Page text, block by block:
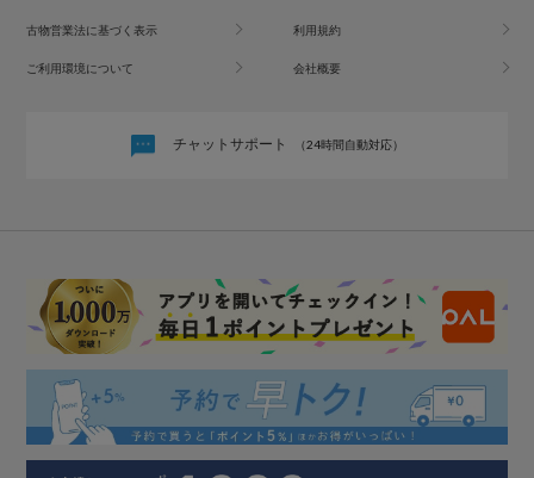
古物営業法に基づく表示 利用規約
ご利用環境について 会社概要
チャットサポート （24時間自動対応）